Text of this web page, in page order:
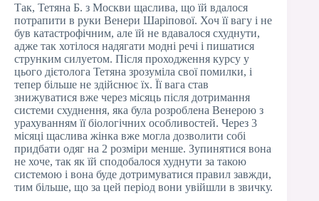
Так, Тетяна Б. з Москви щаслива, що їй вдалося
потрапити в руки Венери Шаріпової. Хоч її вагу і не
був катастрофічним, але їй не вдавалося схуднути,
адже так хотілося надягати модні речі і пишатися
струнким силуетом. Після проходження курсу у
цього дієтолога Тетяна зрозуміла свої помилки, і
тепер більше не здійснює їх. Її вага став
знижуватися вже через місяць після дотримання
системи схуднення, яка була розроблена Венерою з
урахуванням її біологічних особливостей. Через 3
місяці щаслива жінка вже могла дозволити собі
придбати одяг на 2 розміри менше. Зупинятися вона
не хоче, так як їй сподобалося худнути за такою
системою і вона буде дотримуватися правил завжди,
тим більше, що за цей період вони увійшли в звичку.